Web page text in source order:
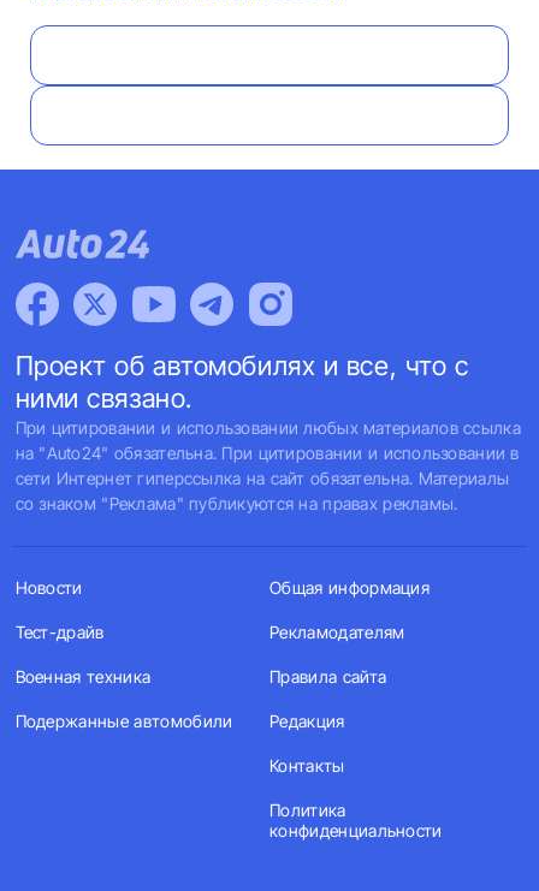
Проект об автомобилях и все, что с
ними связано.
При цитировании и использовании любых материалов ссылка
на "Auto24" обязательна. При цитировании и использовании в
сети Интернет гиперссылка на сайт обязательна. Материалы
со знаком "Реклама" публикуются на правах рекламы.
Новости
Тест-драйв
Военная техника
Подержанные автомобили
Общая информация
Рекламодателям
Правила сайта
Редакция
Контакты
Политика
конфиденциальности